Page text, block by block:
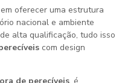
oferecer uma estrutura
nacional e ambiente
alta qualificação, tudo isso
com design